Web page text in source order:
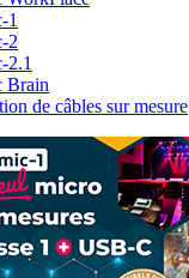
1
2
2.1
Brain
de câbles sur mesure